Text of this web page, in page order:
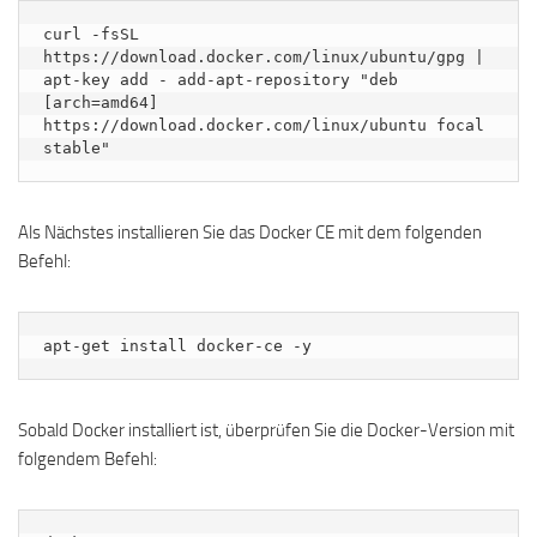
curl -fsSL
https://download.docker.com/linux/ubuntu/gpg |
apt-key add - add-apt-repository "deb
[arch=amd64]
https://download.docker.com/linux/ubuntu focal
stable"
Als Nächstes installieren Sie das Docker CE mit dem folgenden
Befehl:
apt-get install docker-ce -y
Sobald Docker installiert ist, überprüfen Sie die Docker-Version mit
folgendem Befehl: